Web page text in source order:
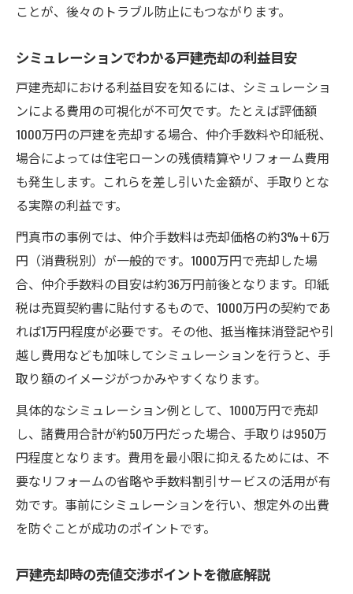
ことが、後々のトラブル防止にもつながります。
シミュレーションでわかる戸建売却の利益目安
戸建売却における利益目安を知るには、シミュレーショ
ンによる費用の可視化が不可欠です。たとえば評価額
1000万円の戸建を売却する場合、仲介手数料や印紙税、
場合によっては住宅ローンの残債精算やリフォーム費用
も発生します。これらを差し引いた金額が、手取りとな
る実際の利益です。
門真市の事例では、仲介手数料は売却価格の約3%＋6万
円（消費税別）が一般的です。1000万円で売却した場
合、仲介手数料の目安は約36万円前後となります。印紙
税は売買契約書に貼付するもので、1000万円の契約であ
れば1万円程度が必要です。その他、抵当権抹消登記や引
越し費用なども加味してシミュレーションを行うと、手
取り額のイメージがつかみやすくなります。
具体的なシミュレーション例として、1000万円で売却
し、諸費用合計が約50万円だった場合、手取りは950万
円程度となります。費用を最小限に抑えるためには、不
要なリフォームの省略や手数料割引サービスの活用が有
効です。事前にシミュレーションを行い、想定外の出費
を防ぐことが成功のポイントです。
戸建売却時の売値交渉ポイントを徹底解説